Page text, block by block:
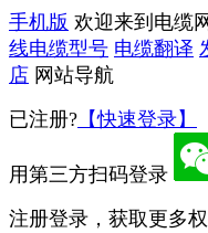
手机版 欢迎来到电缆网
线电缆型号 电缆翻译
店 网站导航
已注册? 【快速登录】
用第三方扫码登录
注册登录，获取更多权